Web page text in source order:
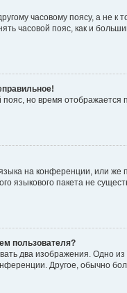
часовому поясу, а не к
часовой пояс, как и
но время
на конференции, или
языкового пакета не
пользователя?
два изображения. Одно
Другое, обычно